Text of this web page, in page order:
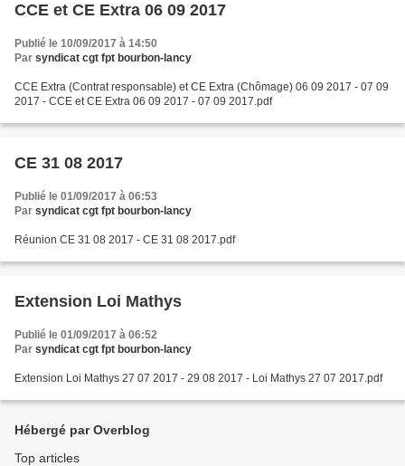
CCE et CE Extra 06 09 2017
Publié le 10/09/2017 à 14:50
Par syndicat cgt fpt bourbon-lancy
CCE Extra (Contrat responsable) et CE Extra (Chômage) 06 09 2017 - 07 09
2017 - CCE et CE Extra 06 09 2017 - 07 09 2017.pdf
CE 31 08 2017
Publié le 01/09/2017 à 06:53
Par syndicat cgt fpt bourbon-lancy
Réunion CE 31 08 2017 - CE 31 08 2017.pdf
Extension Loi Mathys
Publié le 01/09/2017 à 06:52
Par syndicat cgt fpt bourbon-lancy
Extension Loi Mathys 27 07 2017 - 29 08 2017 - Loi Mathys 27 07 2017.pdf
Hébergé par Overblog
Top articles